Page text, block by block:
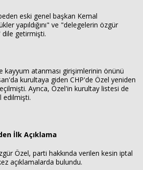
eski genel başkan Kemal
yapıldığını" ve "delegelerin özgür
dile getirmişti.
kayyum atanması girişimlerinin önünü
kurultaya giden CHP'de Özel yeniden
Ayrıca, Özel'in kurultay listesi de
edilmişti.
İlk Açıklama
Özel, parti hakkında verilen kesin iptal
açıklamalarda bulundu.